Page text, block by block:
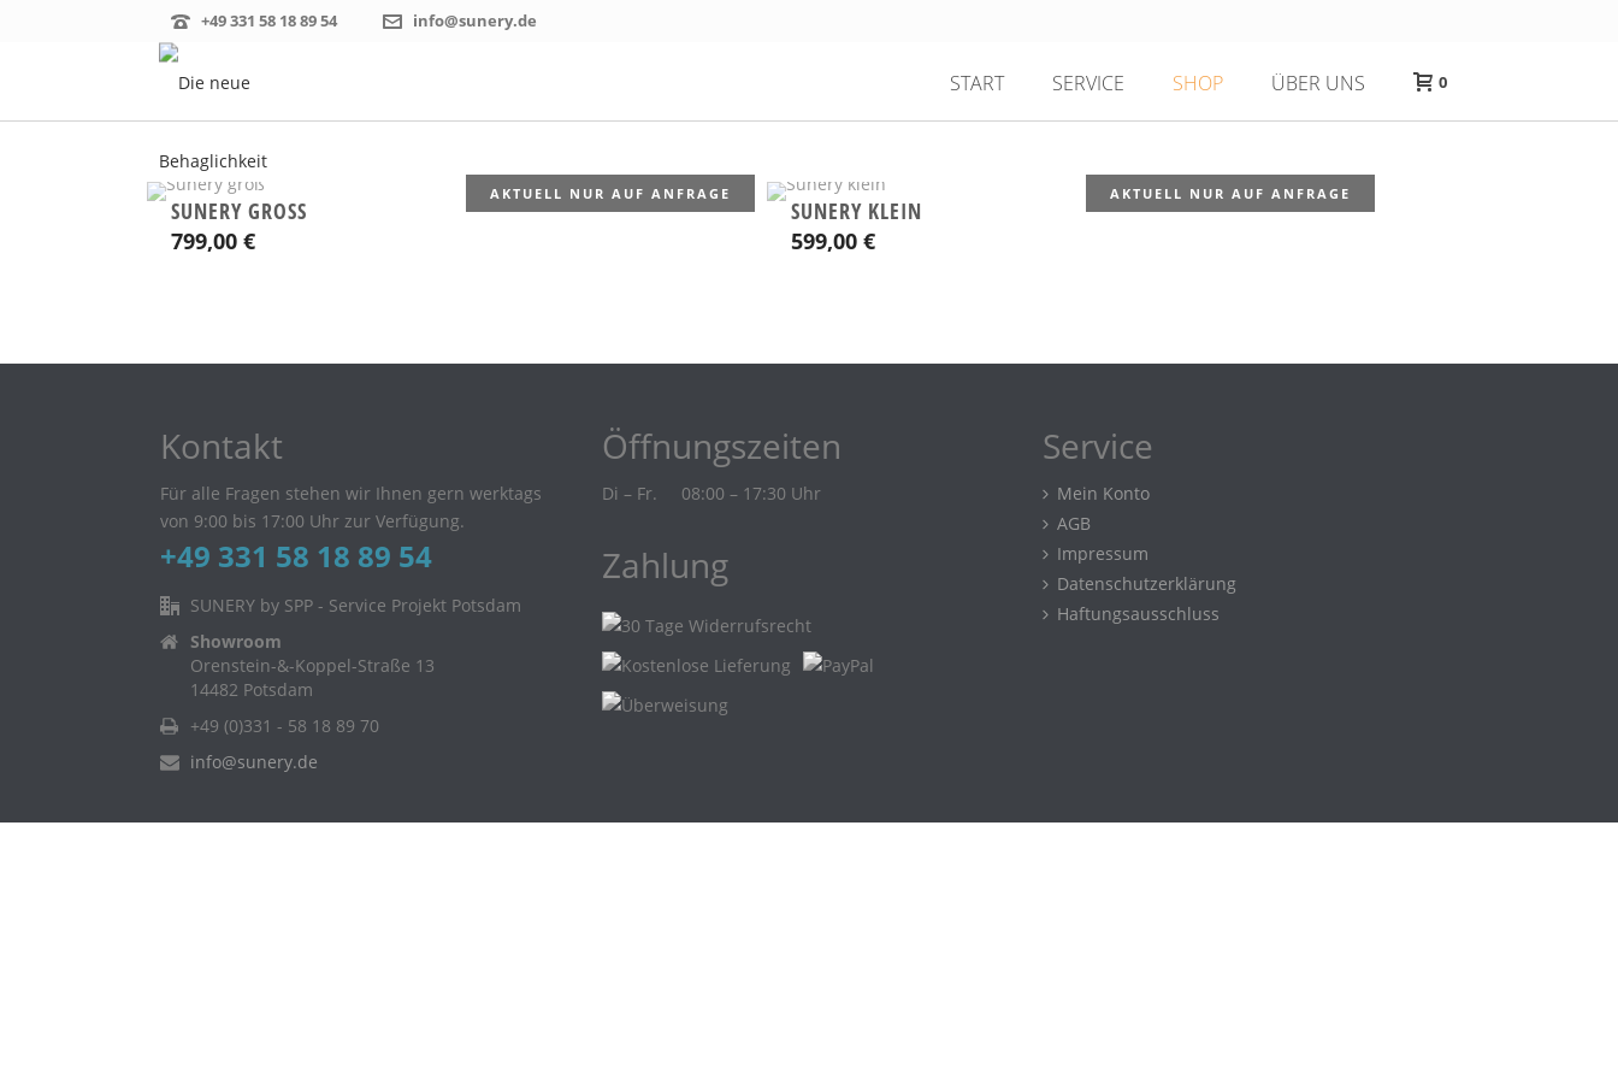
+49 331 58 18 89 54 info@sunery.de
START SERVICE SHOP ÜBER UNS 0
AKTUELL NUR AUF ANFRAGE
SUNERY GROSS
799,00 €
AKTUELL NUR AUF ANFRAGE
SUNERY KLEIN
599,00 €
Kontakt
Für alle Fragen stehen wir Ihnen gern werktags
von 9:00 bis 17:00 Uhr zur Verfügung.
+49 331 58 18 89 54
SUNERY by SPP - Service Projekt Potsdam
Showroom
Orenstein-&-Koppel-Straße 13
14482 Potsdam
+49 (0)331 - 58 18 89 70
info@sunery.de
Öffnungszeiten
Di – Fr. 08:00 – 17:30 Uhr
Zahlung
Service
Mein Konto
AGB
Impressum
Datenschutzerklärung
Haftungsausschluss